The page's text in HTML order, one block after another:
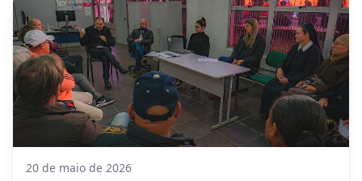
20 de maio de 2026